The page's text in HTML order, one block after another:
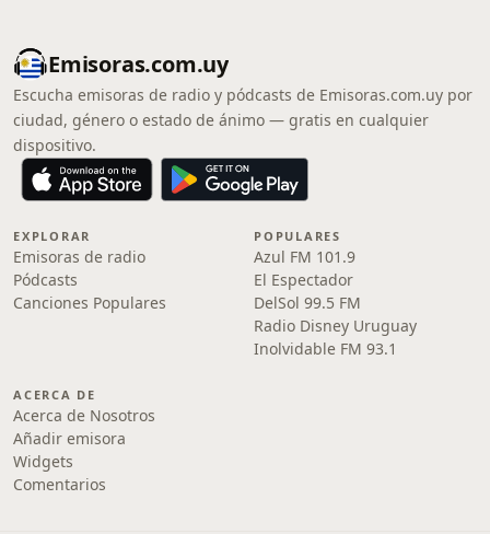
Emisoras.com.uy
Escucha emisoras de radio y pódcasts de Emisoras.com.uy por
ciudad, género o estado de ánimo — gratis en cualquier
dispositivo.
EXPLORAR
Emisoras de radio
Pódcasts
Canciones Populares
POPULARES
Azul FM 101.9
El Espectador
DelSol 99.5 FM
Radio Disney Uruguay
Inolvidable FM 93.1
ACERCA DE
Acerca de Nosotros
Añadir emisora
Widgets
Comentarios